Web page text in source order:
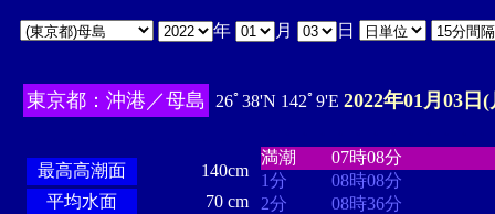
年 月 日
東京都：沖港／母島 26ﾟ38'N 142ﾟ9'E 2022年01月03日(
最高高潮面
140cm
平均水面
70 cm
満潮
07時08分
1分
08時08分
2分
08時36分